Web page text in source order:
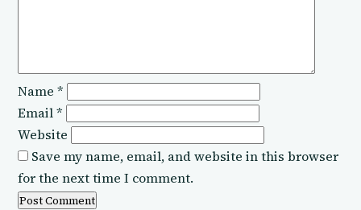
Name *
Email*
Website
Save my name, email, and website in this browser
for the next time I comment.